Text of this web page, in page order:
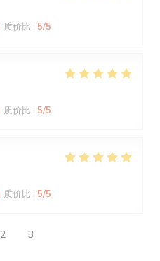
质价比 : 5/5
质价比 : 5/5
质价比 : 5/5
2 3